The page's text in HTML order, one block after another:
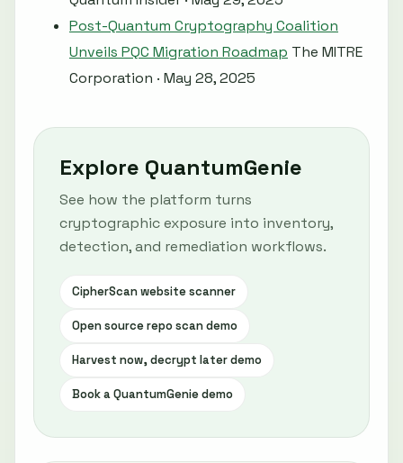
Post-Quantum Cryptography Coalition
Unveils PQC Migration Roadmap The MITRE
Corporation · May 28, 2025
Explore QuantumGenie
See how the platform turns
cryptographic exposure into inventory,
detection, and remediation workflows.
CipherScan website scanner
Open source repo scan demo
Harvest now, decrypt later demo
Book a QuantumGenie demo